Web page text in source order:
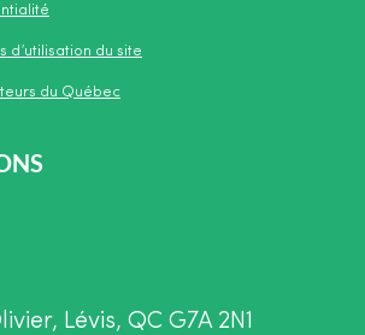
d’utilisation du site
du Québec
Lévis, QC G7A 2N1